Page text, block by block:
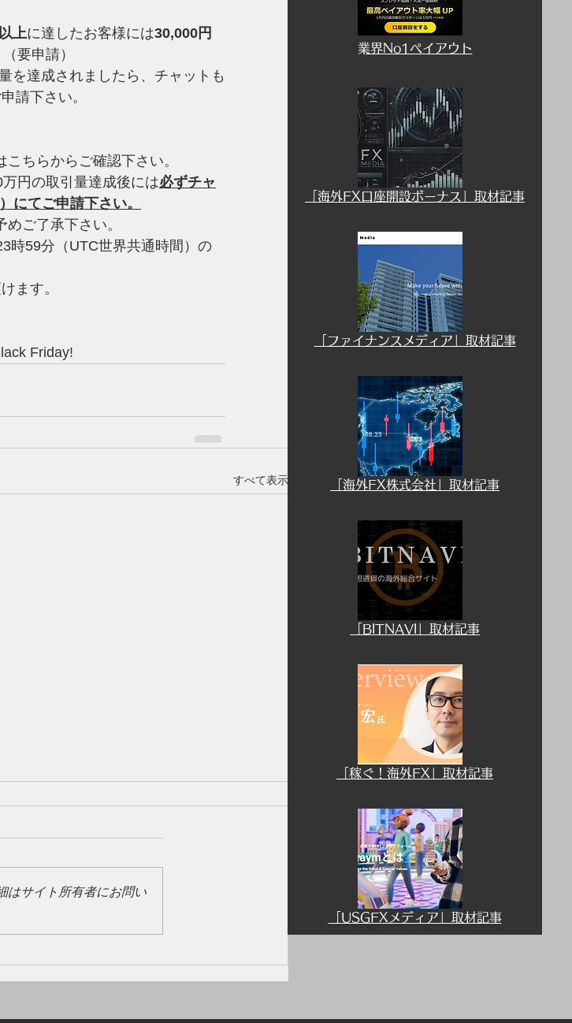
上に達したお客様には30,000円
要申請）
を達成されましたら、チャットも
請下さい。
こちら からご確認下さい。
万円の取引量達成後には必ずチャ
）にてご申請下さい。
ご了承下さい。
時59分（UTC世界共通時間）の
ます。
Friday!
すべて表示
ゴールデンウィーク期間中のご利用につ
はサイト所有者にお問い
​業界No1ペイアウト
​「海外FX口座開設ボーナス」取材記事
「ファイナンスメディア」取材記事
​「海外FX株式会社」取材記事
​「BITNAVI」取材記事
「稼ぐ！海外FX」取材記事
「USGFXメディア」取材記事